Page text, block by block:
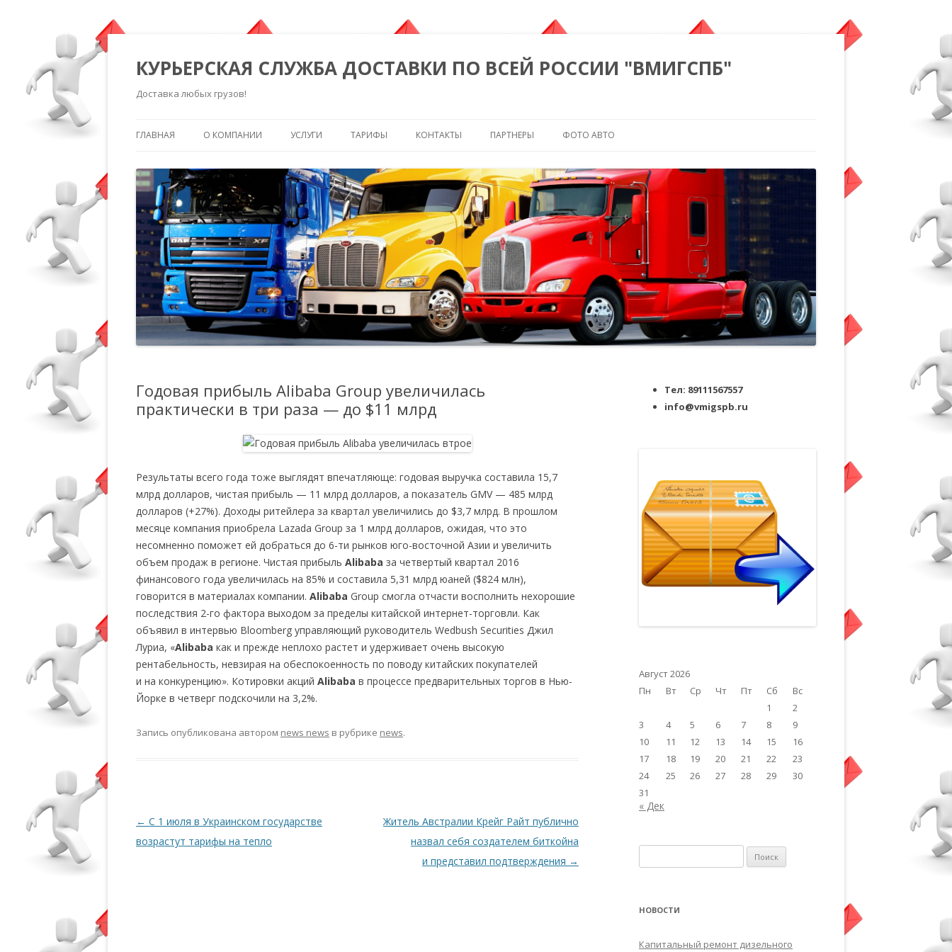
КУРЬЕРСКАЯ СЛУЖБА ДОСТАВКИ ПО ВСЕЙ РОССИИ "ВМИГСПБ"
Доставка любых грузов!
ГЛАВНАЯ О КОМПАНИИ УСЛУГИ ТАРИФЫ КОНТАКТЫ ПАРТНЕРЫ ФОТО АВТО
Годовая прибыль Alibaba Group увеличилась
практически в три раза — до $11 млрд
Результаты всего года тоже выглядят впечатляюще: годовая выручка составила 15,7
млрд долларов, чистая прибыль — 11 млрд долларов, а показатель GMV — 485 млрд
долларов (+27%). Доходы ритейлера за квартал увеличились до $3,7 млрд. В прошлом
месяце компания приобрела Lazada Group за 1 млрд долларов, ожидая, что это
несомненно поможет ей добраться до 6-ти рынков юго-восточной Азии и увеличить
объем продаж в регионе. Чистая прибыль Alibaba за четвертый квартал 2016
финансового года увеличилась на 85% и составила 5,31 млрд юаней ($824 млн),
говорится в материалах компании. Alibaba Group смогла отчасти восполнить нехорошие
последствия 2-го фактора выходом за пределы китайской интернет-торговли. Как
объявил в интервью Bloomberg управляющий руководитель Wedbush Securities Джил
Луриа, «Alibaba как и прежде неплохо растет и удерживает очень высокую
рентабельность, невзирая на обеспокоенность по поводу китайских покупателей
и на конкуренцию». Котировки акций Alibaba в процессе предварительных торгов в Нью-
Йорке в четверг подскочили на 3,2%.
Запись опубликована автором news news в рубрике news.
Навигация по записям
← С 1 июля в Украинском государстве
возрастут тарифы на тепло
Житель Австралии Крейг Райт публично
назвал себя создателем биткойна
и представил подтверждения →
Тел: 89111567557
info@vmigspb.ru
Август 2026
Пн
Вт Ср Чт Пт Сб
Вс
1
2
3
4 5 6 7 8
9
10
11 12 13 14 15
16
17
18 19 20 21 22
23
24
25 26 27 28 29
30
31
« Дек
НОВОСТИ
Капитальный ремонт дизельного